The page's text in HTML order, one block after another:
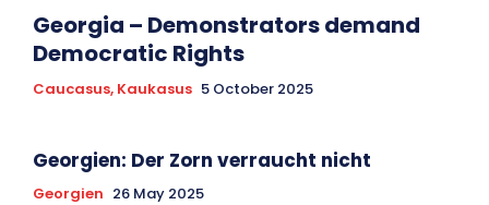
Georgia – Demonstrators demand
Democratic Rights
Caucasus, Kaukasus 5 October 2025
Georgien: Der Zorn verraucht nicht
Georgien 26 May 2025